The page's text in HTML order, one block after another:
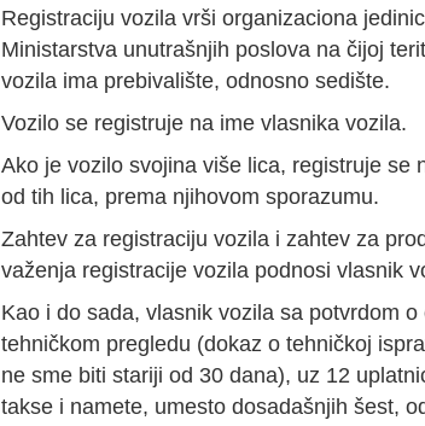
Registraciju vozila vrši organizaciona
Ministarstva unutrašnjih poslova na čijoj
vozila ima prebivalište, odnosno sedište.
Vozilo se registruje na ime vlasnika vozila.
Ako je vozilo svojina više lica, registruje se
od tih lica, prema njihovom sporazumu.
Zahtev za registraciju vozila i zahtev za
važenja registracije vozila podnosi vlasnik
Kao i do sada, vlasnik vozila sa potvrdom o
tehničkom pregledu (dokaz o tehničkoj
ne sme biti stariji od 30 dana), uz 12
takse i namete, umesto dosadašnjih šest,